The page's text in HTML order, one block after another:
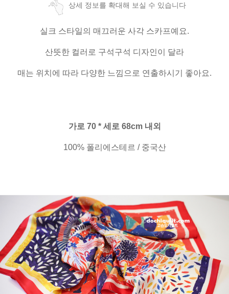
상세 정보를 확대해 보실 수 있습니다
실크 스타일의 매끄러운 사각 스카프예요.
산뜻한 컬러로 구석구석 디자인이 달라
매는 위치에 따라 다양한 느낌으로 연출하시기 좋아요.
가로 70 * 세로 68cm 내외
100% 폴리에스테르 / 중국산